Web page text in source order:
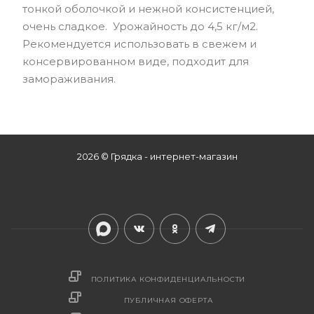
тонкой оболочкой и нежной консистенцией,
очень сладкое. Урожайность до 4,5 кг/м2.
Рекомендуется использовать в свежем и
консервированном виде, подходит для
замораживания.
2026 © Грядка - интернет-магазин
ПОЛИТИКА КОНФИДЕНЦИАЛЬНОСТИ
ПУБЛИЧНАЯ ОФЕРТА